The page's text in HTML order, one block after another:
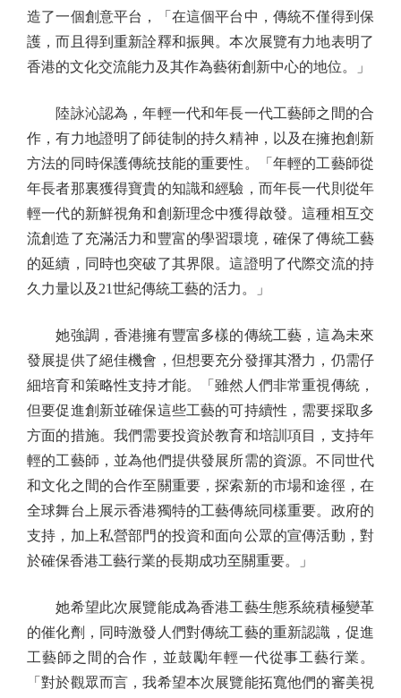
造了一個創意平台，「在這個平台中，傳統不僅得到保
護，而且得到重新詮釋和振興。本次展覽有力地表明了
香港的文化交流能力及其作為藝術創新中心的地位。」
陸詠沁認為，年輕一代和年長一代工藝師之間的合
作，有力地證明了師徒制的持久精神，以及在擁抱創新
方法的同時保護傳統技能的重要性。「年輕的工藝師從
年長者那裏獲得寶貴的知識和經驗，而年長一代則從年
輕一代的新鮮視角和創新理念中獲得啟發。這種相互交
流創造了充滿活力和豐富的學習環境，確保了傳統工藝
的延續，同時也突破了其界限。這證明了代際交流的持
久力量以及21世紀傳統工藝的活力。」
她強調，香港擁有豐富多樣的傳統工藝，這為未來
發展提供了絕佳機會，但想要充分發揮其潛力，仍需仔
細培育和策略性支持才能。「雖然人們非常重視傳統，
但要促進創新並確保這些工藝的可持續性，需要採取多
方面的措施。我們需要投資於教育和培訓項目，支持年
輕的工藝師，並為他們提供發展所需的資源。不同世代
和文化之間的合作至關重要，探索新的市場和途徑，在
全球舞台上展示香港獨特的工藝傳統同樣重要。政府的
支持，加上私營部門的投資和面向公眾的宣傳活動，對
於確保香港工藝行業的長期成功至關重要。」
她希望此次展覽能成為香港工藝生態系統積極變革
的催化劑，同時激發人們對傳統工藝的重新認識，促進
工藝師之間的合作，並鼓勵年輕一代從事工藝行業。
「對於觀眾而言，我希望本次展覽能拓寬他們的審美視